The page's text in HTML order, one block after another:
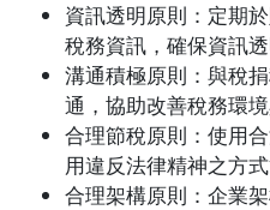
資訊透明原則：定期
稅務資訊，確保資訊透
溝通積極原則：與稅
通，協助改善稅務環境
合理節稅原則：使用
用違反法律精神之方式
合理架構原則：企業